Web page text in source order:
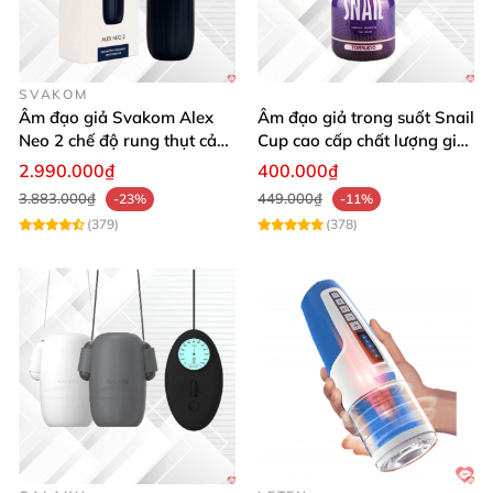
SVAKOM
Âm đạo giả Svakom Alex
Neo 2 chế độ rung thụt cảm
giác thật
2.990.000₫
3.883.000₫
-23%
(379)
Âm đạo giả trong suốt Snail
Cup cao cấp chất lượng giá
tốt
400.000₫
449.000₫
-11%
(378)